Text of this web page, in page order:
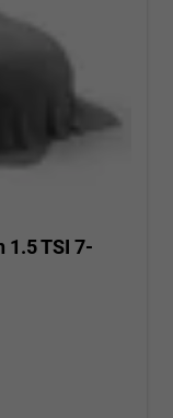
1.5 TSI 7-